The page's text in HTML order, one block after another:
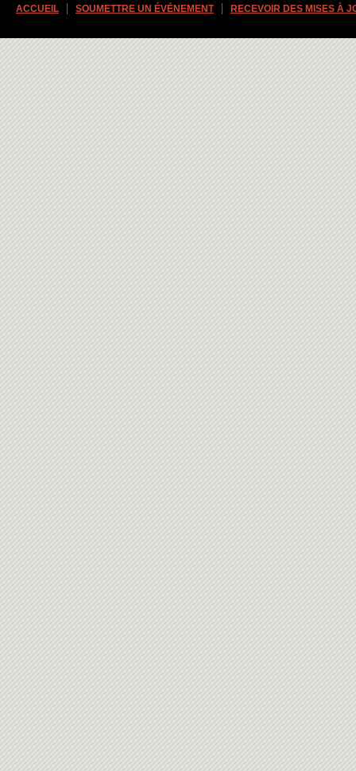
ACCUEIL SOUMETTRE UN ÉVÉNEMENT RECEVOIR DES MISES À